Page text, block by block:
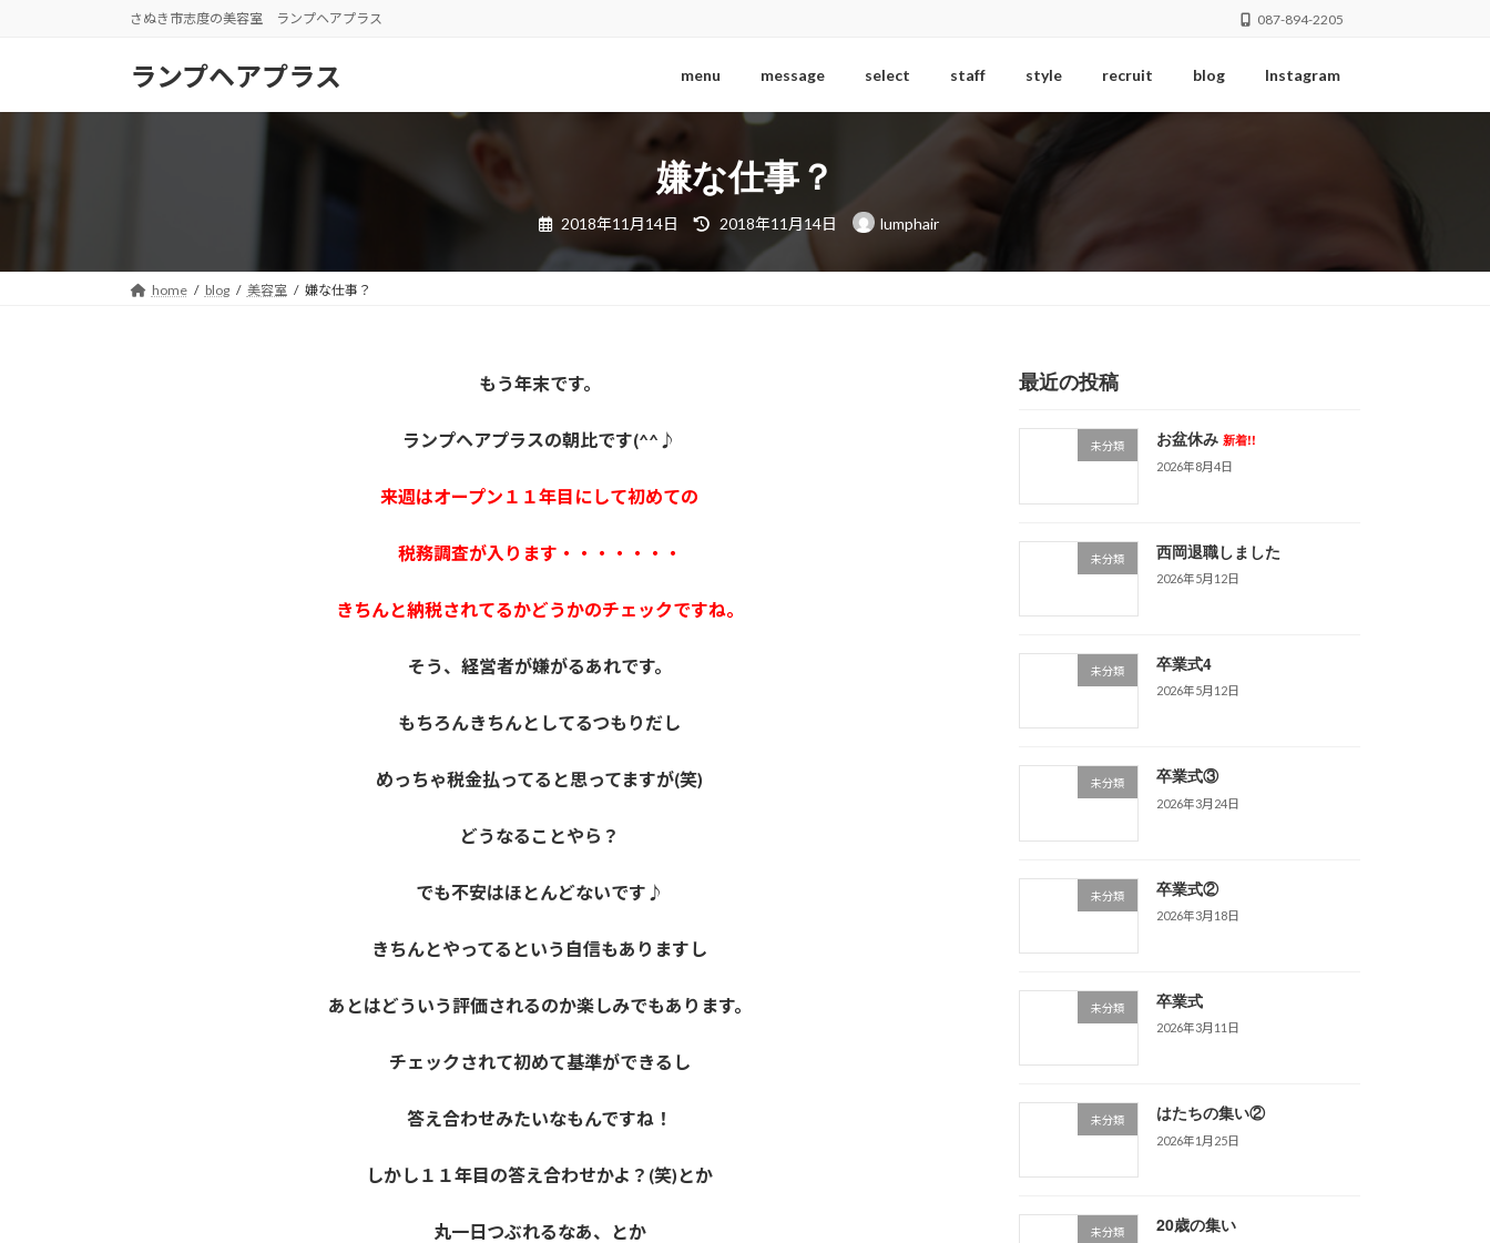
ツ
キ
シ
に
さぬき市志度の美容室 ランプヘアプラス 087-894-2205
ランプヘアプラス menu message select staff style recruit blog Instagram
嫌な仕事？
2018年11月14日
最
終
日
2018年11月14日 lumphair
home blog 美容室 嫌な仕事？
もう年末です。
ランプヘアプラスの朝比です(^^♪
来週はオープン１１年目にして初めての
税務調査が入ります・・・・・・・
きちんと納税されてるかどうかのチェックですね。
そう、経営者が嫌がるあれです。
もちろんきちんとしてるつもりだし
めっちゃ税金払ってると思ってますが(笑)
どうなることやら？
でも不安はほとんどないです♪
きちんとやってるという自信もありますし
あとはどういう評価されるのか楽しみでもあります。
チェックされて初めて基準ができるし
答え合わせみたいなもんですね！
しかし１１年目の答え合わせかよ？(笑)とか
丸一日つぶれるなあ、とか
最近の投稿
未分類 お盆休み 新着!!
2026年8月4日
未分類 西岡退職しました
2026年5月12日
未分類 卒業式4
2026年5月12日
未分類 卒業式③
2026年3月24日
未分類 卒業式②
2026年3月18日
未分類 卒業式
2026年3月11日
未分類 はたちの集い②
2026年1月25日
未分類 20歳の集い